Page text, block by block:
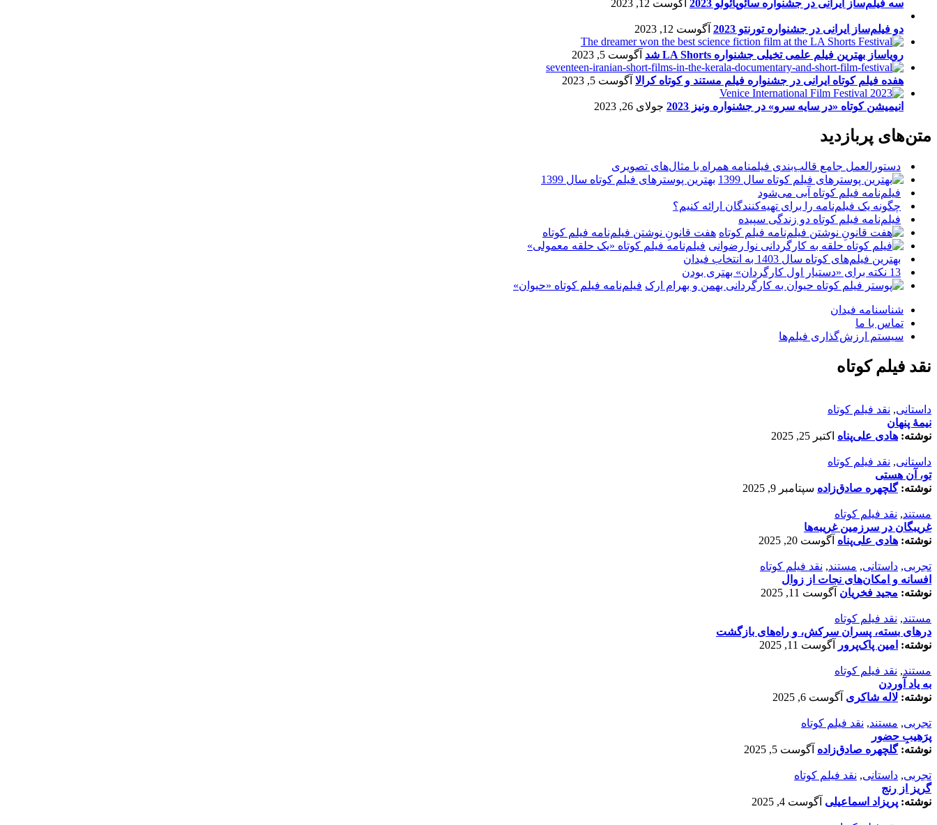
سه فیلم‌ساز ایرانی در جشنواره سائوپائولو 2023 آگوست 12, 2023
دو فیلم‌ساز ایرانی در جشنواره تورنتو 2023 آگوست 12, 2023
رویاساز بهترین فیلم علمی تخیلی جشنواره LA Shorts شد آگوست 5, 2023
هفده فیلم کوتاه ایرانی در جشنواره فیلم مستند و کوتاه کرالا آگوست 5, 2023
انیمیشن کوتاه «در سایه سرو» در جشنواره ونیز 2023 جولای 26, 2023
متن‌های پربازدید
دستورالعمل جامع قالب‌بندی فیلمنامه همراه با مثال‌های تصویری
بهترین پوسترهای فیلم کوتاه سال 1399
فیلم‌نامه فیلم کوتاه آبی می‌شود
چگونه یک فیلم‌نامه را برای تهیه‌کنندگان ارائه کنیم؟
فیلم‌نامه فیلم کوتاه دو زندگی سپیده
هفت قانونِ نوشتن فیلم‌نامه فیلم کوتاه
فیلم‌نامه فیلم کوتاه «یک حلقه معمولی»
بهترین فیلم‌های کوتاه سال 1403 به انتخاب فیدان
13 نکته برای «دستیار اول کارگردان» بهتری بودن
فیلم‌نامه فیلم کوتاه «حیوان»
شناسنامه فیدان
تماس با ما
سیستم ارزش‌گذاری فیلم‌ها
نقد فیلم کوتاه
داستانی, نقد فیلم کوتاه
نیمۀ پنهان
نوشته: هادی علی‌پناه اکتبر 25, 2025
داستانی, نقد فیلم کوتاه
تو، آن هستی
نوشته:گلچهره صادق‌زاده سپتامبر 9, 2025
مستند, نقد فیلم کوتاه
غریبگان در سرزمین غریبه‌ها
نوشته: هادی علی‌پناه آگوست 20, 2025
تجربی, داستانی, مستند, نقد فیلم کوتاه
افسانه‌ و امکان‌های نجات از زوال
نوشته: مجید فخریان آگوست 11, 2025
مستند, نقد فیلم کوتاه
درهای بسته، پسران سرکش، و راه‌های بازگشت
نوشته: امین پاک‌پرور آگوست 11, 2025
مستند, نقد فیلم کوتاه
به یاد آوردن
نوشته: لاله شاکری آگوست 6, 2025
تجربی, مستند, نقد فیلم کوتاه
پرَهیب‌ِ حضور
نوشته:گلچهره صادق‌زاده آگوست 5, 2025
تجربی, داستانی, نقد فیلم کوتاه
گریز از رنج
نوشته: پریزاد اسماعیلی آگوست 4, 2025